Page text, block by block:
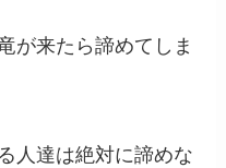
が来たら諦めてしま
人達は絶対に諦めな